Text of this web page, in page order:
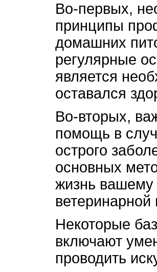
Во-первых,
принципы
домашних
регулярные
является
оставался
Во-вторых,
помощь в
острого
основных
жизнь вашему
ветеринарной
Некоторые
включают
проводить